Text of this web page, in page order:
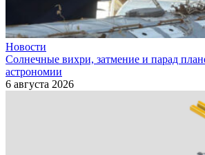
Новости
Солнечные вихри, затмение и парад
астрономии
6 августа 2026